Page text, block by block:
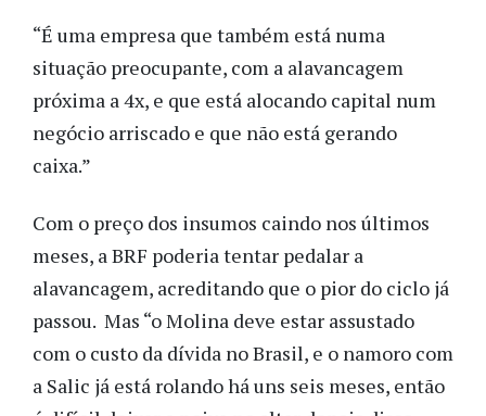
“É uma empresa que também está numa
situação preocupante, com a alavancagem
próxima a 4x, e que está alocando capital num
negócio arriscado e que não está gerando
caixa.”
Com o preço dos insumos caindo nos últimos
meses, a BRF poderia tentar pedalar a
alavancagem, acreditando que o pior do ciclo já
passou. Mas “o Molina deve estar assustado
com o custo da dívida no Brasil, e o namoro com
a Salic já está rolando há uns seis meses, então